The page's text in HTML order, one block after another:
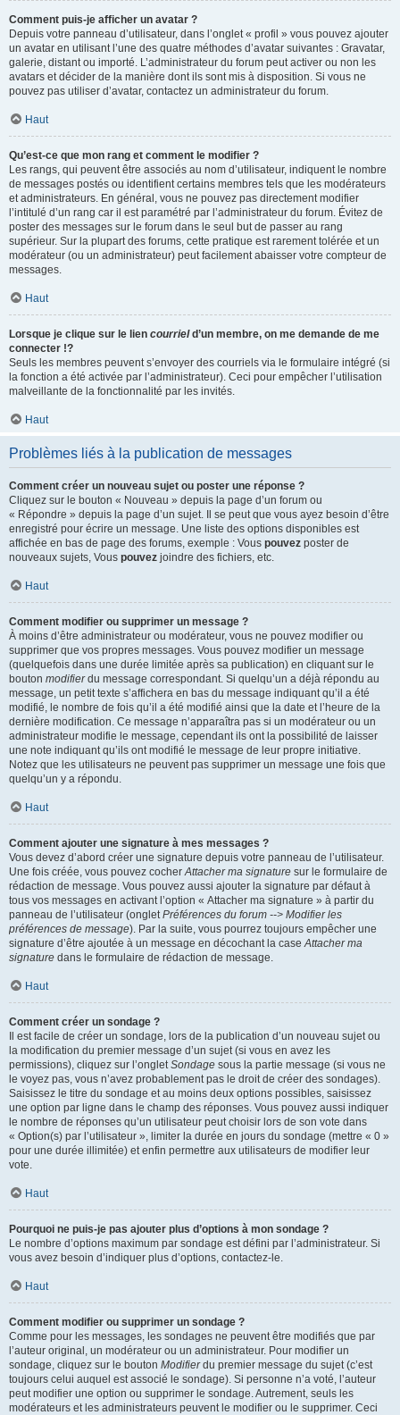
Comment puis-je afficher un avatar ?
Depuis votre panneau d’utilisateur, dans l’onglet « profil » vous pouvez ajouter
un avatar en utilisant l’une des quatre méthodes d’avatar suivantes : Gravatar,
galerie, distant ou importé. L’administrateur du forum peut activer ou non les
avatars et décider de la manière dont ils sont mis à disposition. Si vous ne
pouvez pas utiliser d’avatar, contactez un administrateur du forum.
Haut
Qu’est-ce que mon rang et comment le modifier ?
Les rangs, qui peuvent être associés au nom d’utilisateur, indiquent le nombre
de messages postés ou identifient certains membres tels que les modérateurs
et administrateurs. En général, vous ne pouvez pas directement modifier
l’intitulé d’un rang car il est paramétré par l’administrateur du forum. Évitez de
poster des messages sur le forum dans le seul but de passer au rang
supérieur. Sur la plupart des forums, cette pratique est rarement tolérée et un
modérateur (ou un administrateur) peut facilement abaisser votre compteur de
messages.
Haut
Lorsque je clique sur le lien courrield’un membre, on me demande de me
connecter !?
Seuls les membres peuvent s’envoyer des courriels via le formulaire intégré (si
la fonction a été activée par l’administrateur). Ceci pour empêcher l’utilisation
malveillante de la fonctionnalité par les invités.
Haut
Problèmes liés à la publication de messages
Comment créer un nouveau sujet ou poster une réponse ?
Cliquez sur le bouton « Nouveau » depuis la page d’un forum ou
« Répondre » depuis la page d’un sujet. Il se peut que vous ayez besoin d’être
enregistré pour écrire un message. Une liste des options disponibles est
affichée en bas de page des forums, exemple : Vous pouvez poster de
nouveaux sujets, Vous pouvez joindre des fichiers, etc.
Haut
Comment modifier ou supprimer un message ?
À moins d’être administrateur ou modérateur, vous ne pouvez modifier ou
supprimer que vos propres messages. Vous pouvez modifier un message
(quelquefois dans une durée limitée après sa publication) en cliquant sur le
bouton modifierdu message correspondant. Si quelqu’un a déjà répondu au
message, un petit texte s’affichera en bas du message indiquant qu’il a été
modifié, le nombre de fois qu’il a été modifié ainsi que la date et l’heure de la
dernière modification. Ce message n’apparaîtra pas si un modérateur ou un
administrateur modifie le message, cependant ils ont la possibilité de laisser
une note indiquant qu’ils ont modifié le message de leur propre initiative.
Notez que les utilisateurs ne peuvent pas supprimer un message une fois que
quelqu’un y a répondu.
Haut
Comment ajouter une signature à mes messages ?
Vous devez d’abord créer une signature depuis votre panneau de l’utilisateur.
Une fois créée, vous pouvez cocherAttacher ma signature sur le formulaire de
rédaction de message. Vous pouvez aussi ajouter la signature par défaut à
tous vos messages en activant l’option « Attacher ma signature » à partir du
panneau de l’utilisateur (ongletPréférences du forum --> Modifier les
préférences de message). Par la suite, vous pourrez toujours empêcher une
signature d’être ajoutée à un message en décochant la caseAttacher ma
signature dans le formulaire de rédaction de message.
Haut
Comment créer un sondage ?
Il est facile de créer un sondage, lors de la publication d’un nouveau sujet ou
la modification du premier message d’un sujet (si vous en avez les
permissions), cliquez sur l’ongletSondage sous la partie message (si vous ne
le voyez pas, vous n’avez probablement pas le droit de créer des sondages).
Saisissez le titre du sondage et au moins deux options possibles, saisissez
une option par ligne dans le champ des réponses. Vous pouvez aussi indiquer
le nombre de réponses qu’un utilisateur peut choisir lors de son vote dans
« Option(s) par l’utilisateur », limiter la durée en jours du sondage (mettre « 0 »
pour une durée illimitée) et enfin permettre aux utilisateurs de modifier leur
vote.
Haut
Pourquoi ne puis-je pas ajouter plus d’options à mon sondage ?
Le nombre d’options maximum par sondage est défini par l’administrateur. Si
vous avez besoin d’indiquer plus d’options, contactez-le.
Haut
Comment modifier ou supprimer un sondage ?
Comme pour les messages, les sondages ne peuvent être modifiés que par
l’auteur original, un modérateur ou un administrateur. Pour modifier un
sondage, cliquez sur le bouton Modifierdu premier message du sujet (c’est
toujours celui auquel est associé le sondage). Si personne n’a voté, l’auteur
peut modifier une option ou supprimer le sondage. Autrement, seuls les
modérateurs et les administrateurs peuvent le modifier ou le supprimer. Ceci